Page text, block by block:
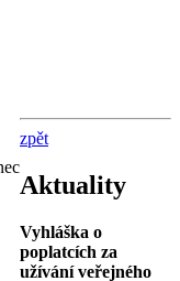
zpět
Aktuality
Vyhláška o
poplatcích za
užívání veřejného